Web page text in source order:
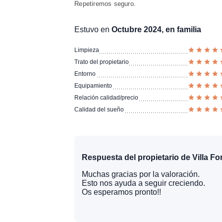
Repetiremos seguro.
Estuvo enOctubre 2024, en familia
Limpieza
Trato del propietario
Entorno
Equipamiento
Relación calidad/precio
Calidad del sueño
Respuesta del propietario de Villa
Muchas gracias por la valoración.
Esto nos ayuda a seguir creciendo.
Os esperamos pronto!!